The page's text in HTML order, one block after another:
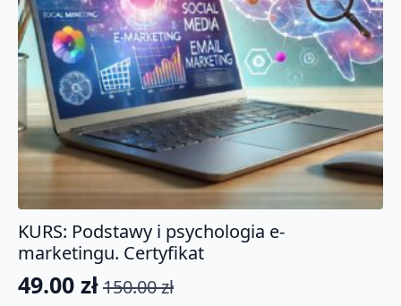
KURS: Podstawy i psychologia e-
marketingu. Certyfikat
150.00zł
Pierwotna
49.00 zł
Aktualna